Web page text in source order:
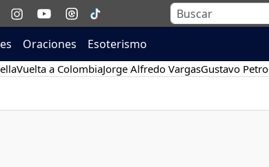
Oraciones Esoterismo
Vuelta a ColombiaJorge Alfredo VargasGustavo Petro